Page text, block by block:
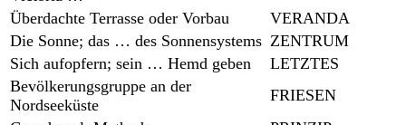
Überdachte Terrasse oder Vorbau
VERANDA
Die Sonne; das … des Sonnensystems ZENTRUM
Sich aufopfern; sein … Hemd geben
LETZTES
Bevölkerungsgruppe an der
Nordseeküste
FRIESEN